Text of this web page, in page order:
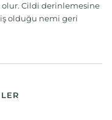
olur. Cildi derinlemesine
olduğu nemi geri